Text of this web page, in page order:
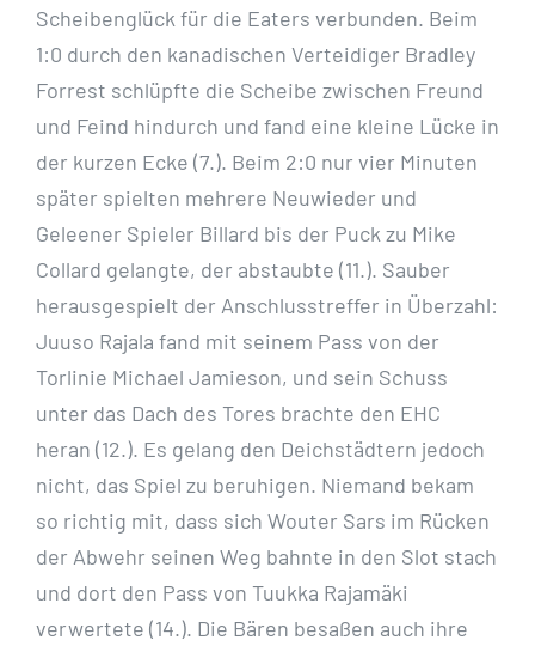
Scheibenglück für die Eaters verbunden. Beim
1:0 durch den kanadischen Verteidiger Bradley
Forrest schlüpfte die Scheibe zwischen Freund
und Feind hindurch und fand eine kleine Lücke in
der kurzen Ecke (7.). Beim 2:0 nur vier Minuten
später spielten mehrere Neuwieder und
Geleener Spieler Billard bis der Puck zu Mike
Collard gelangte, der abstaubte (11.). Sauber
herausgespielt der Anschlusstreffer in Überzahl:
Juuso Rajala fand mit seinem Pass von der
Torlinie Michael Jamieson, und sein Schuss
unter das Dach des Tores brachte den EHC
heran (12.). Es gelang den Deichstädtern jedoch
nicht, das Spiel zu beruhigen. Niemand bekam
so richtig mit, dass sich Wouter Sars im Rücken
der Abwehr seinen Weg bahnte in den Slot stach
und dort den Pass von Tuukka Rajamäki
verwertete (14.). Die Bären besaßen auch ihre